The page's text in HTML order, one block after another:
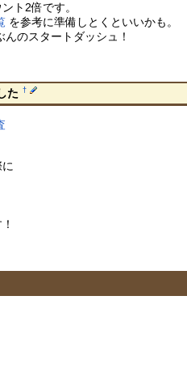
ト2倍です。
を参考に準備しとくといいかも。
のスタートダッシュ！
た †